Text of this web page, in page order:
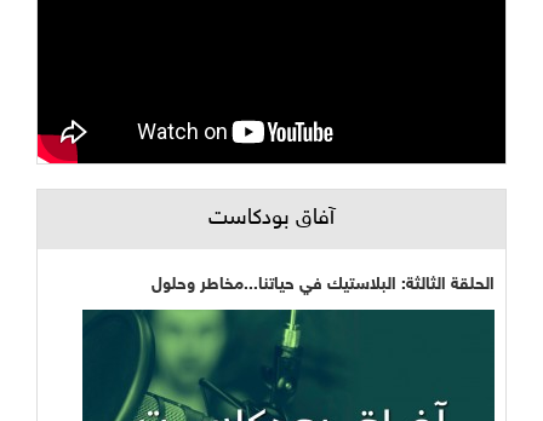
آفاق بودكاست
الحلقة الثالثة: البلاستيك في حياتنا...مخاطر وحلول